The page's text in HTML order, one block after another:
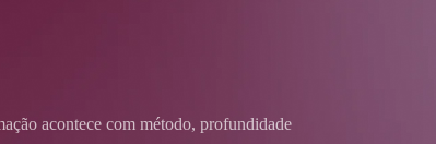
acontece com método, profundidade